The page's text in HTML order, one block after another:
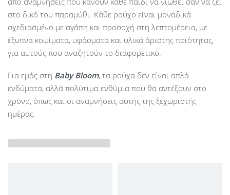
στο δικό του παραμύθι. Κάθε ρούχο είναι μοναδικά
σχεδιασμένο με αγάπη και προσοχή στη λεπτομέρεια, με
έξυπνα κοψίματα, υφάσματα και υλικά άριστης ποιότητας,
για αυτούς που αναζητούν το διαφορετικό.
Για εμάς στη Baby Bloom, τα ρούχα δεν είναι απλά
ενδύματα, αλλά πολύτιμα ενθύμια που θα αντέξουν στο
χρόνο, όπως και οι αναμνήσεις αυτής της ξεχωριστής
ημέρας.